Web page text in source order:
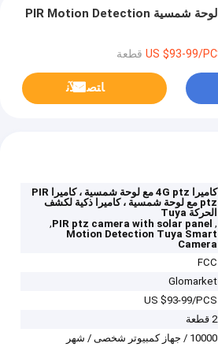
كاميرا 4G EU PTZ مع لوحة شمسية PIR Motion Detection
ﺎﺘﺼﻟ ﺍﻶﻧ
كاميرا 4G ptz مع لوحة شمسية ، كاميرا PIR
ptz مع لوحة شمسية ، كاميرا ذكية لكشف
الحركة Tuya
,
PIR ptz camera with solar panel
,
Motion Detection Tuya Smart
Camera
FCC
Glomarket
US $93-99/PCS
2 قطعة
10000 / جهاز كمبيوتر شخصى / شهر